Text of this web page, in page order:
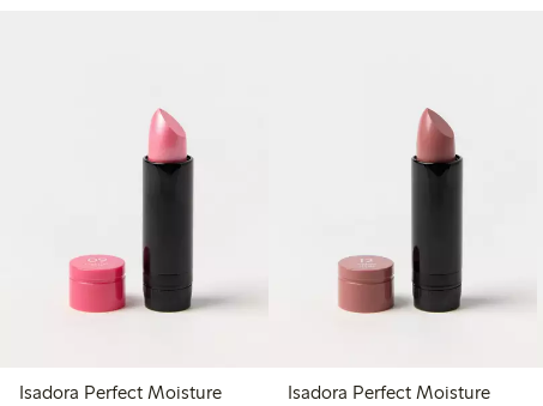
Isadora Perfect Moisture
Isadora Perfect Moisture